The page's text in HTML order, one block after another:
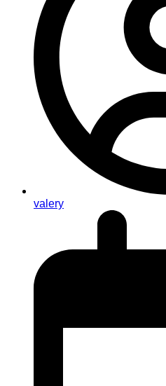
valery